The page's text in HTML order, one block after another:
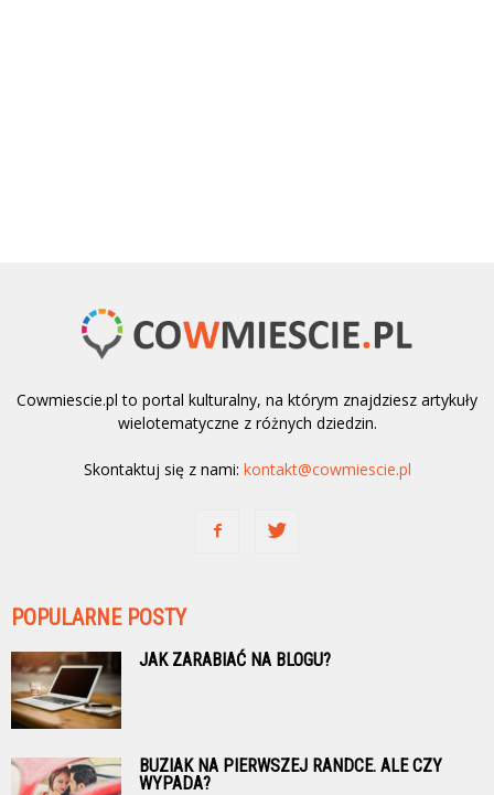
Cowmiescie.pl to portal kulturalny, na którym znajdziesz artykuły
wielotematyczne z różnych dziedzin.
Skontaktuj się z nami: kontakt@cowmiescie.pl
POPULARNE POSTY
JAK ZARABIAĆ NA BLOGU?
BUZIAK NA PIERWSZEJ RANDCE. ALE CZY
WYPADA?